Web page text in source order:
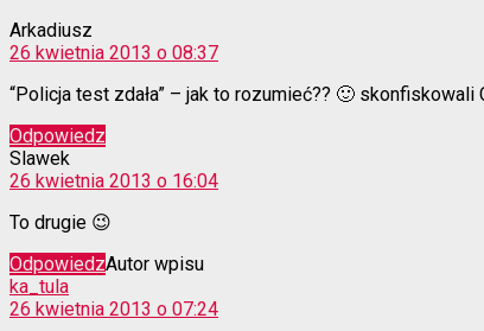
Arkadiusz
26 kwietnia 2013 o 08:37
“Policja test zdała” – jak to rozumieć?? 🙂
Odpowiedz
Slawek
26 kwietnia 2013 o 16:04
To drugie 😉
OdpowiedzAutor wpisu
ka_tulakomentarz:
26 kwietnia 2013 o 07:24